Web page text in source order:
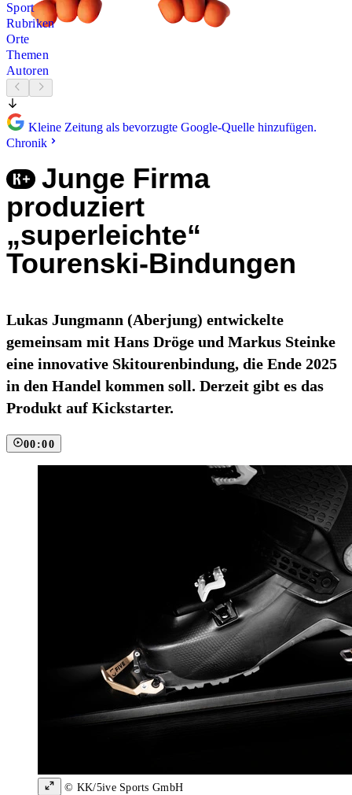
Sport
Rubriken
Orte
Themen
Autoren
Kleine Zeitung als bevorzugte Google-Quelle hinzufügen.
Chronik
Junge Firma
produziert
„superleichte“
Tourenski-Bindungen
Lukas Jungmann (Aberjung) entwickelte
gemeinsam mit Hans Dröge und Markus Steinke
eine innovative Skitourenbindung, die Ende 2025
in den Handel kommen soll. Derzeit gibt es das
Produkt auf Kickstarter.
00:00
© KK/5ive Sports GmbH